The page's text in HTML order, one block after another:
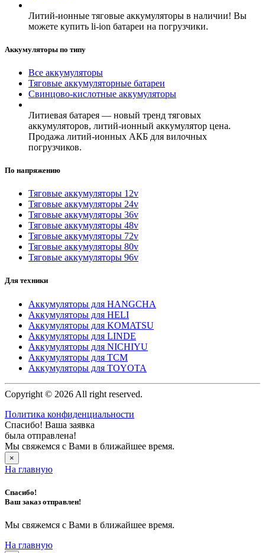
Литий-ионные тяговые аккумуляторы в наличии! Вы
можете купить li-ion батареи на погрузчики.
Аккумуляторы по типу
Все аккумуляторы
Тяговые аккумуляторные батареи
Свинцово-кислотные аккумуляторы
Литиевая батарея — новый тренд тяговых
аккумуляторов, литий-ионный аккумулятор цена.
Продажа литий-ионных АКБ для вилочных
погрузчиков.
По напряжению
Тяговые аккумуляторы 12v
Тяговые аккумуляторы 24v
Тяговые аккумуляторы 36v
Тяговые аккумуляторы 48v
Тяговые аккумуляторы 72v
Тяговые аккумуляторы 80v
Тяговые аккумуляторы 96v
Для техники
Аккумуляторы для HANGCHA
Аккумуляторы для HELI
Аккумуляторы для KOMATSU
Аккумуляторы для LINDE
Аккумуляторы для NICHIYU
Аккумуляторы для TCM
Аккумуляторы для TOYOTA
Copyright © 2026 All right reserved.
Политика конфиденциальности
Спасибо! Ваша заявка
была отправлена!
Мы свяжемся с Вами в ближайшее время.
×
На главную
Спасибо!
Ваш заказ отправлен!
Мы свяжемся с Вами в ближайшее время.
На главную